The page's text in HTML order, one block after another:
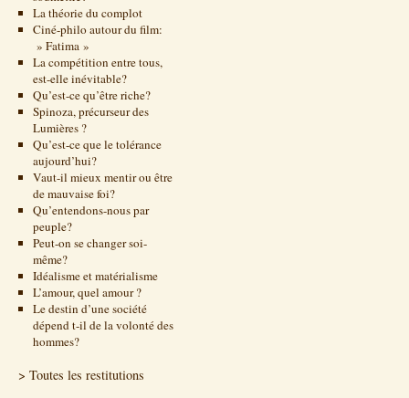
La théorie du complot
Ciné-philo autour du film:
» Fatima »
La compétition entre tous,
est-elle inévitable?
Qu’est-ce qu’être riche?
Spinoza, précurseur des
Lumières ?
Qu’est-ce que le tolérance
aujourd’hui?
Vaut-il mieux mentir ou être
de mauvaise foi?
Qu’entendons-nous par
peuple?
Peut-on se changer soi-
même?
Idéalisme et matérialisme
L’amour, quel amour ?
Le destin d’une société
dépend t-il de la volonté des
hommes?
> Toutes les restitutions